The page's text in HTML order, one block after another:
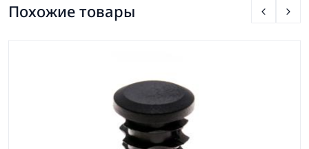
Похожие товары